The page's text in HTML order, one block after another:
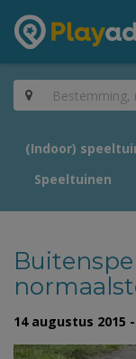
(Indoor)
Speeltuinen
14 augustus